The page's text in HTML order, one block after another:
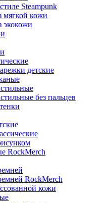
Steampunk
кожи
детские
без пальцев
RockMerch
RockMerch
кожи